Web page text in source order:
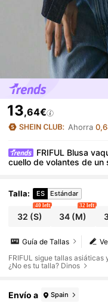
13,64€
Ahorra
FRIFUL Blusa
cuello de volantes de un
Talla: ES Estándar
32 (S)
40 left
34 (M)
32 left
Guía de Tallas
FRIFUL sigue tallas asiáticas
¿No es tu talla? Dinos
Envío a Spain